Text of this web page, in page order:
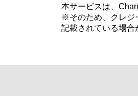
本サービスは、
※そのため、クレジ
記載されている場合